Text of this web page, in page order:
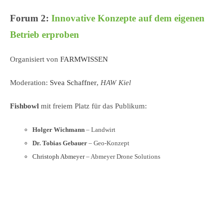
Forum 2: Innovative Konzepte auf dem eigenen
Betrieb erproben
Organisiert von FARMWISSEN
Moderation: Svea Schaffner, HAW Kiel
Fishbowl mit freiem Platz für das Publikum:
Holger Wichmann – Landwirt
Dr. Tobias Gebauer – Geo-Konzept
Christoph Abmeyer– Abmeyer Drone Solutions